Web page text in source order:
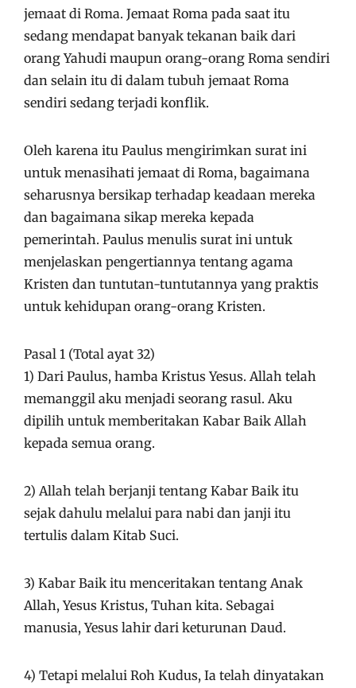
jemaat di Roma. Jemaat Roma pada saat itu
sedang mendapat banyak tekanan baik dari
orang Yahudi maupun orang-orang Roma sendiri
dan selain itu di dalam tubuh jemaat Roma
sendiri sedang terjadi konflik.
Oleh karena itu Paulus mengirimkan surat ini
untuk menasihati jemaat di Roma, bagaimana
seharusnya bersikap terhadap keadaan mereka
dan bagaimana sikap mereka kepada
pemerintah. Paulus menulis surat ini untuk
menjelaskan pengertiannya tentang agama
Kristen dan tuntutan-tuntutannya yang praktis
untuk kehidupan orang-orang Kristen.
Pasal 1 (Total ayat 32)
1) Dari Paulus, hamba Kristus Yesus. Allah telah
memanggil aku menjadi seorang rasul. Aku
dipilih untuk memberitakan Kabar Baik Allah
kepada semua orang.
2) Allah telah berjanji tentang Kabar Baik itu
sejak dahulu melalui para nabi dan janji itu
tertulis dalam Kitab Suci.
3) Kabar Baik itu menceritakan tentang Anak
Allah, Yesus Kristus, Tuhan kita. Sebagai
manusia, Yesus lahir dari keturunan Daud.
4) Tetapi melalui Roh Kudus, Ia telah dinyatakan